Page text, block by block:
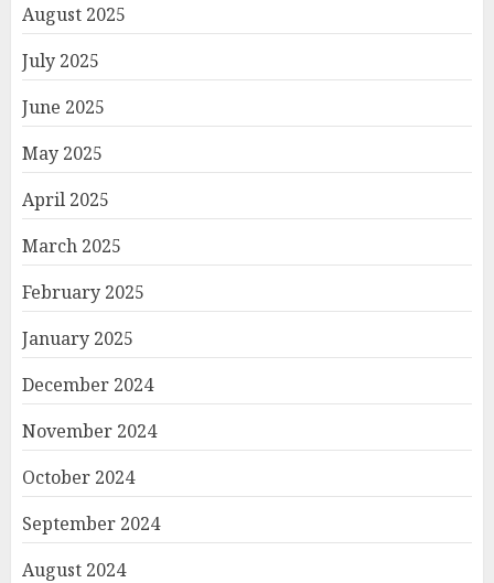
August 2025
July 2025
June 2025
May 2025
April 2025
March 2025
February 2025
January 2025
December 2024
November 2024
October 2024
September 2024
August 2024